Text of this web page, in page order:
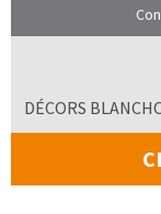
DÉCORS